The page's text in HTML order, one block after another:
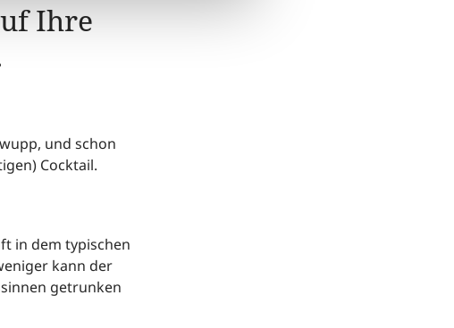
Ihre
und schon
Cocktail.
in dem typischen
kann der
getrunken